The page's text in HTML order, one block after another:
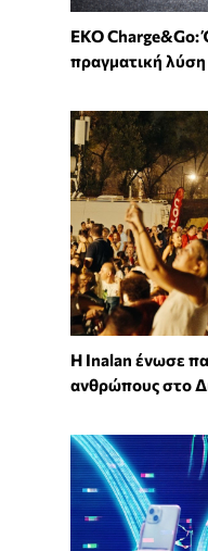
EKO Charge&Go:
πραγματική λύση
Η Inalan ένωσε
ανθρώπους στο